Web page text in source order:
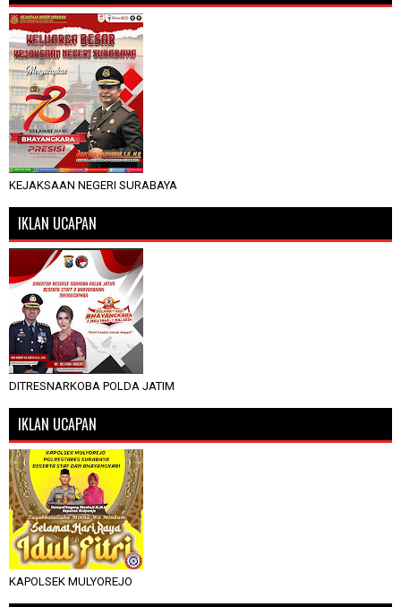
KEJAKSAAN NEGERI SURABAYA
IKLAN UCAPAN
DITRESNARKOBA POLDA JATIM
IKLAN UCAPAN
KAPOLSEK MULYOREJO